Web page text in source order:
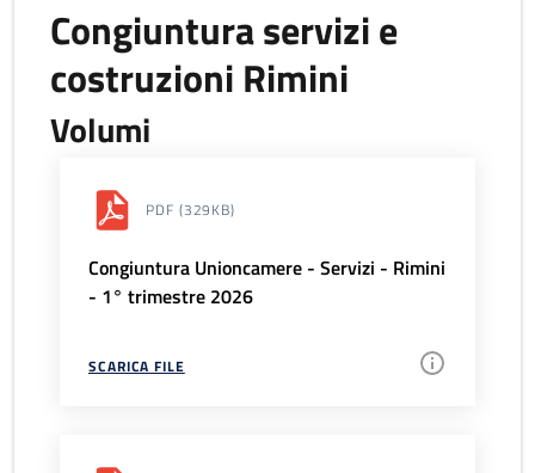
Congiuntura servizi e
costruzioni Rimini
Volumi
PDF (329KB)
Congiuntura Unioncamere - Servizi - Rimini
- 1° trimestre 2026
SCARICA FILE